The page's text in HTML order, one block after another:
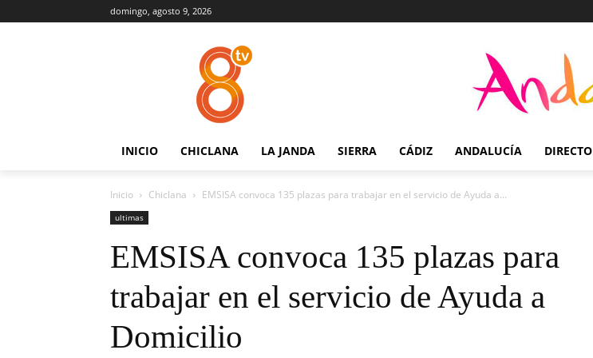
domingo, agosto 9, 2026
INICIO CHICLANA LA JANDA SIERRA CÁDIZ ANDALUCÍA DIRECTO
Inicio Chiclana EMSISA convoca 135 plazas para trabajar en el servicio de Ayuda a...
ultimas
EMSISA convoca 135 plazas para
trabajar en el servicio de Ayuda a
Domicilio